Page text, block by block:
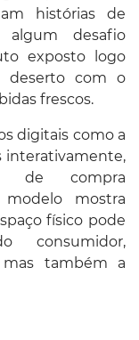
histórias de
algum desafio
exposto logo
deserto com o
frescos.
digitais como a
interativamente,
de compra
mostra
físico pode
consumidor,
também a